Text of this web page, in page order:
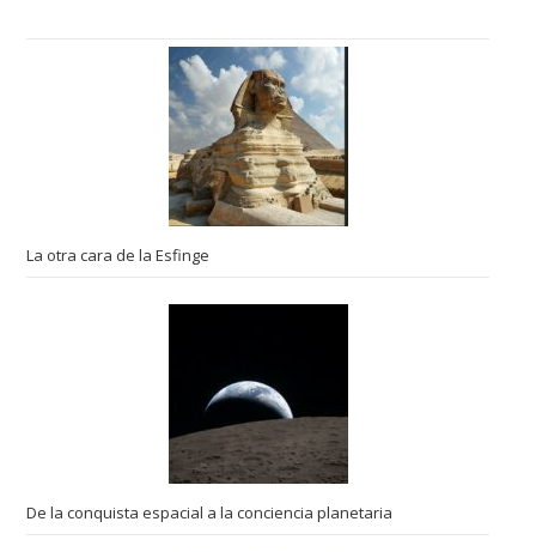
La otra cara de la Esfinge
De la conquista espacial a la conciencia planetaria